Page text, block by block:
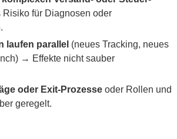
Risiko für Diagnosen oder
laufen parallel (neues Tracking, neues
→ Effekte nicht sauber
oder Exit-Prozesse oder Rollen und
geregelt.